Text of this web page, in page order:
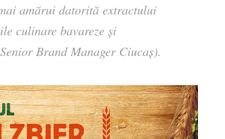
amărui datorită extractului
culinare bavareze și
Brand Manager Ciucaș).